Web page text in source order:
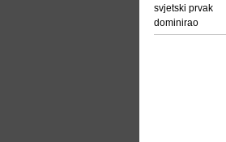
svjetski prvak
dominirao